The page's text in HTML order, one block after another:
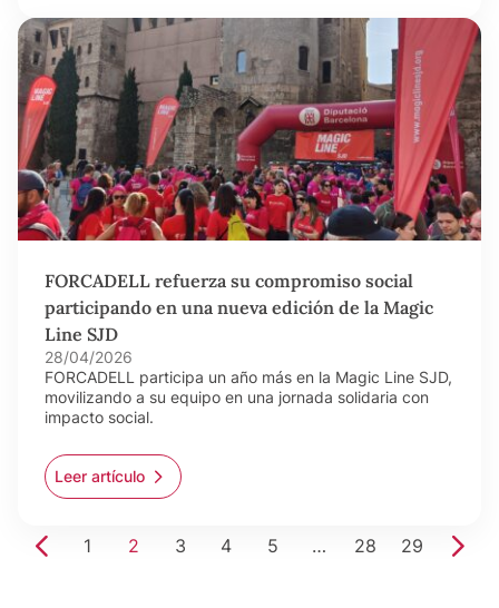
FORCADELL refuerza su compromiso social
participando en una nueva edición de la Magic
Line SJD
28/04/2026
FORCADELL participa un año más en la Magic Line SJD,
movilizando a su equipo en una jornada solidaria con
impacto social.
Leer artículo
1 2 3 4 5 … 28 29